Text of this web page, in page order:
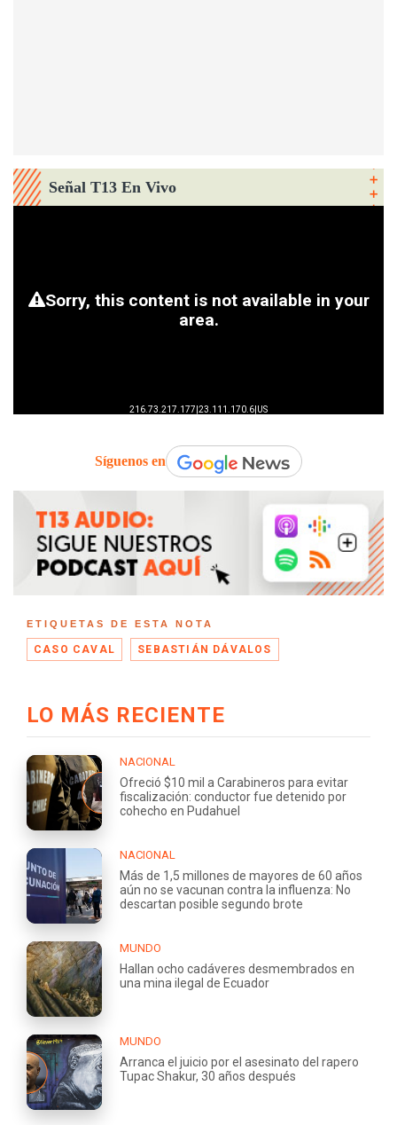
Señal T13 En Vivo
Síguenos en
ETIQUETAS DE ESTA NOTA
CASO CAVAL SEBASTIÁN DÁVALOS
LO MÁS RECIENTE
NACIONAL
Ofreció $10 mil a Carabineros para evitar
fiscalización: conductor fue detenido por
cohecho en Pudahuel
NACIONAL
Más de 1,5 millones de mayores de 60 años
aún no se vacunan contra la influenza: No
descartan posible segundo brote
MUNDO
Hallan ocho cadáveres desmembrados en
una mina ilegal de Ecuador
MUNDO
Arranca el juicio por el asesinato del rapero
Tupac Shakur, 30 años después